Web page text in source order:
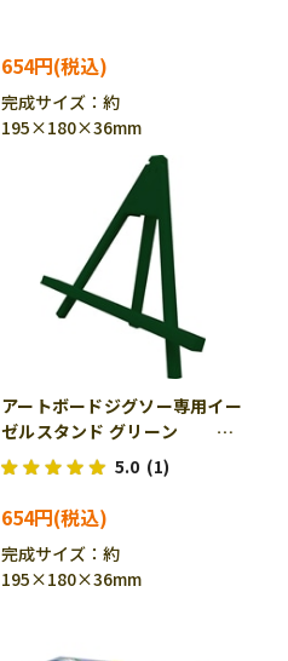
654円
完成サイズ：約
195×180×36mm
アートボードジグソー専用イー
ゼルスタンド グリーン
ENS-ATB-05E 5.0 (1)
654円
完成サイズ：約
195×180×36mm